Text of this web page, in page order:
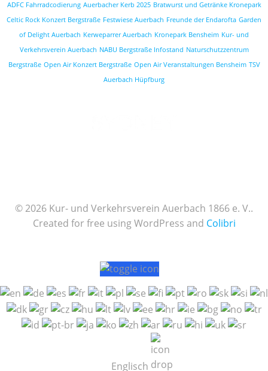
ADFC Fahrradcodierung Auerbacher Kerb 2025 Bratwurst und Getränke Kronepark
Celtic Rock Konzert Bergstraße Festwiese Auerbach Freunde der Endarofta Garden
of Delight Auerbach Kerweparrer Auerbach Kronepark Bensheim Kur- und
Verkehrsverein Auerbach NABU Bergstraße Infostand Naturschutzzentrum
Bergstraße Open Air Konzert Bergstraße Open Air Veranstaltungen Bensheim TSV
Auerbach Hüpfburg
© 2026 Kur- und Verkehrsverein Auerbach 1866 e. V..
Created for free using WordPress and Colibri
Englisch